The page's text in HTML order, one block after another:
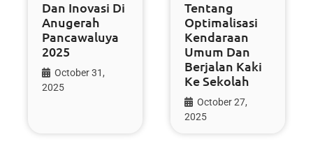
Dan Inovasi Di
Anugerah
Pancawaluya
2025
October 31,
2025
Tentang
Optimalisasi
Kendaraan
Umum Dan
Berjalan Kaki
Ke Sekolah
October 27,
2025